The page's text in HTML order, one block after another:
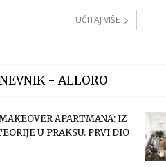
UČITAJ VIŠE
- ALLORO
APARTMANA: IZ
U PRAKSU. PRVI DIO